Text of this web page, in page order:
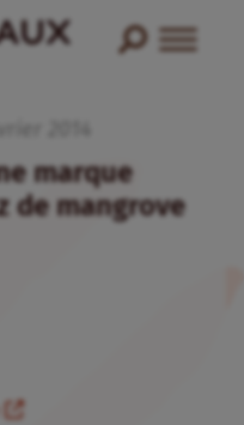
marque
de mangrove